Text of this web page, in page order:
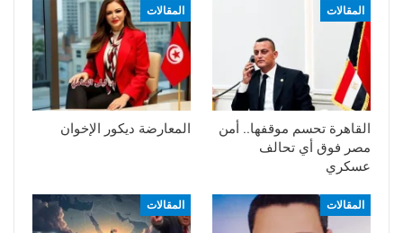
المقالات
القاهرة تحسم موقفها.. أمن
مصر فوق أي تحالف
عسكري
المقالات
المعارضة ديكور الإخوان
المقالات المقالات